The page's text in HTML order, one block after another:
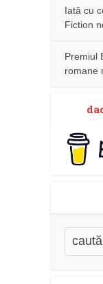
Iată cu
Fiction
Premiul
romane